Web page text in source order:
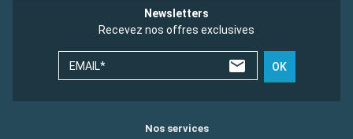
Newsletters
Recevez nos offres exclusives
EMAIL* OK
Nos services